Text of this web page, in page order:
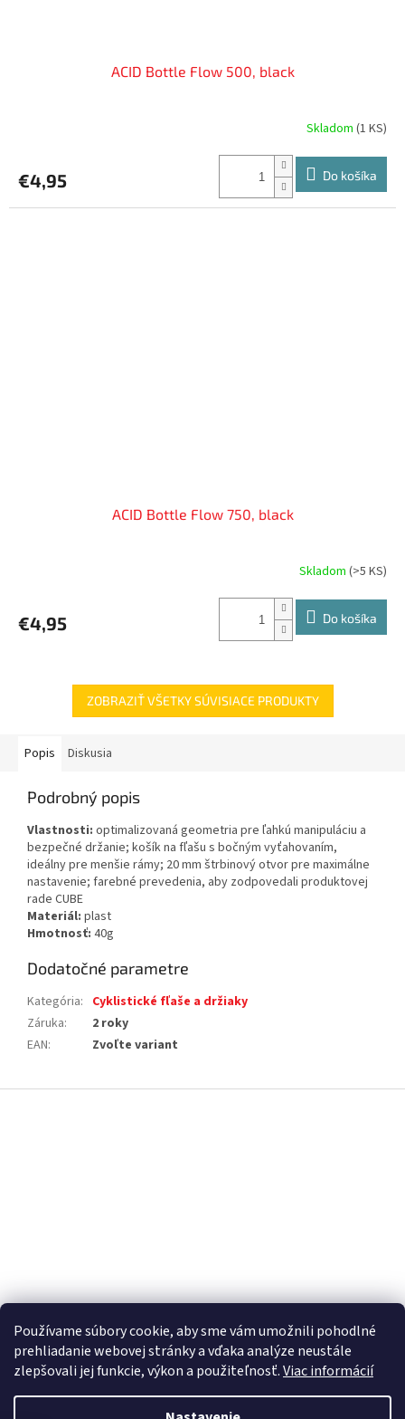
Používame súbory cookie, aby sme vám umožnili pohodlné
prehliadanie webovej stránky a vďaka analýze neustále
zlepšovali jej funkcie, výkon a použiteľnosť.Viac informácií
ACID Bottle Flow 500, black
Skladom (1 KS)
€4,95 Do košíka
ACID Bottle Flow 750, black
Skladom (>5 KS)
€4,95 Do košíka
ZOBRAZIŤ VŠETKY SÚVISIACE PRODUKTY
Popis Diskusia
Podrobný popis
Vlastnosti: optimalizovaná geometria pre ľahkú manipuláciu a
bezpečné držanie; košík na fľašu s bočným vyťahovaním,
ideálny pre menšie rámy; 20 mm štrbinový otvor pre maximálne
nastavenie; farebné prevedenia, aby zodpovedali produktovej
rade CUBE
Materiál: plast
Hmotnosť: 40g
Dodatočné parametre
Kategória: Cyklistické fľaše a držiaky
Záruka:
2 roky
EAN: Zvoľte variant